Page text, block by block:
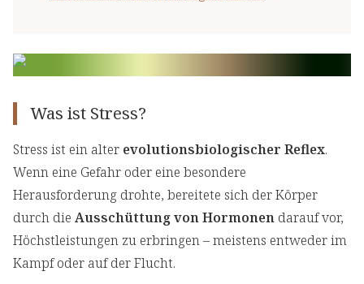
Was ist Stress?
Stress ist ein alter evolutionsbiologischer Reflex.
Wenn eine Gefahr oder eine besondere
Herausforderung drohte, bereitete sich der Körper
durch die Ausschüttung von Hormonen darauf vor,
Höchstleistungen zu erbringen – meistens entweder im
Kampf oder auf der Flucht.